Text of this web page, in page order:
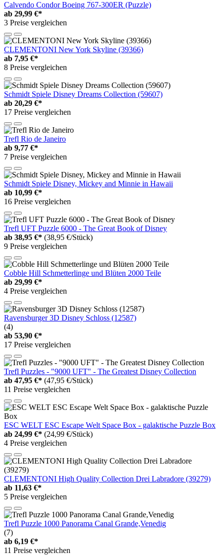
Calvendo Condor Boeing 767-300ER (Puzzle)
ab 29,99 €*
3 Preise vergleichen
CLEMENTONI New York Skyline (39366)
ab 7,95 €*
8 Preise vergleichen
Schmidt Spiele Disney Dreams Collection (59607)
ab 20,29 €*
17 Preise vergleichen
Trefl Rio de Janeiro
ab 9,77 €*
7 Preise vergleichen
Schmidt Spiele Disney, Mickey and Minnie in Hawaii
ab 10,99 €*
16 Preise vergleichen
Trefl UFT Puzzle 6000 - The Great Book of Disney
ab 38,95 €* (38,95 €/Stück)
9 Preise vergleichen
Cobble Hill Schmetterlinge und Blüten 2000 Teile
ab 29,99 €*
4 Preise vergleichen
Ravensburger 3D Disney Schloss (12587)
(4)
ab 53,90 €*
17 Preise vergleichen
Trefl Puzzles - "9000 UFT" - The Greatest Disney Collection
ab 47,95 €* (47,95 €/Stück)
11 Preise vergleichen
ESC WELT ESC Escape Welt Space Box - galaktische Puzzle Box
ab 24,99 €* (24,99 €/Stück)
4 Preise vergleichen
CLEMENTONI High Quality Collection Drei Labradore (39279)
ab 11,63 €*
5 Preise vergleichen
Trefl Puzzle 1000 Panorama Canal Grande,Venedig
(7)
ab 6,19 €*
11 Preise vergleichen